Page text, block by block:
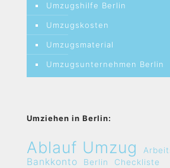
Umzugshilfe Berlin
Umzugskosten
Umzugsmaterial
Umzugsunternehmen Berlin
Umziehen in Berlin:
Ablauf Umzug
Bankkonto
Berlin
Checkliste